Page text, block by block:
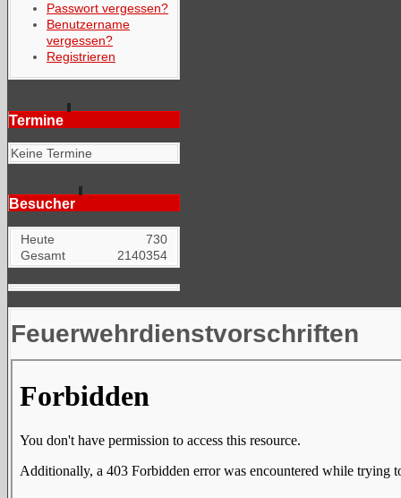
Passwort vergessen?
Benutzername
vergessen?
Registrieren
Termine
Keine Termine
Besucher
Heute
730
Gesamt
2140354
Feuerwehrdienstvorschriften